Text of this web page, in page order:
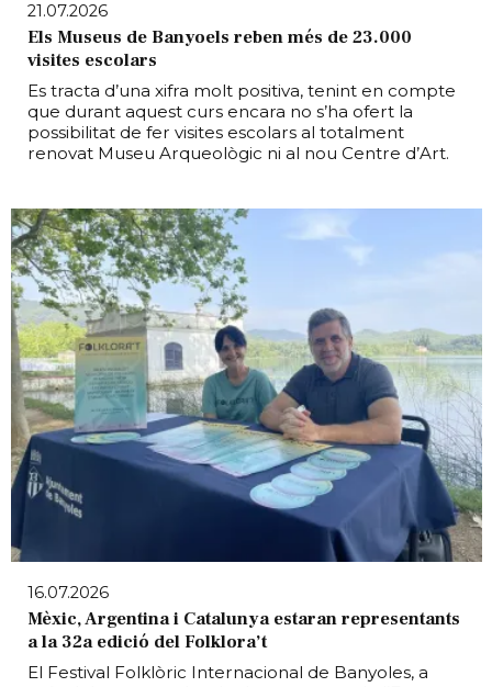
21.07.2026
Els Museus de Banyoels reben més de 23.000
visites escolars
Es tracta d’una xifra molt positiva, tenint en compte
que durant aquest curs encara no s’ha ofert la
possibilitat de fer visites escolars al totalment
renovat Museu Arqueològic ni al nou Centre d’Art.
16.07.2026
Mèxic, Argentina i Catalunya estaran representants
a la 32a edició del Folklora’t
El Festival Folklòric Internacional de Banyoles, a